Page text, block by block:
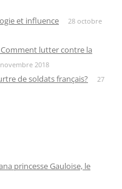
et influence
28 octobre
Comment lutter contre la
2018
de soldats français?
27
princesse Gauloise, le